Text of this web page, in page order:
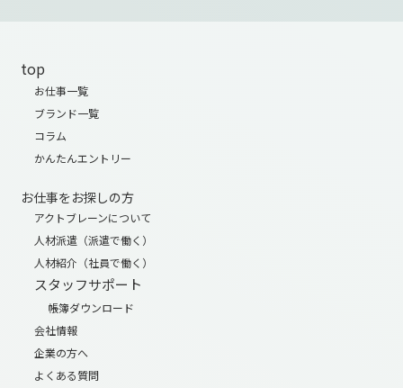
top
お仕事一覧
ブランド一覧
コラム
かんたんエントリー
お仕事をお探しの方
アクトブレーンについて
人材派遣（派遣で働く）
人材紹介（社員で働く）
スタッフサポート
帳簿ダウンロード
会社情報
企業の方へ
よくある質問